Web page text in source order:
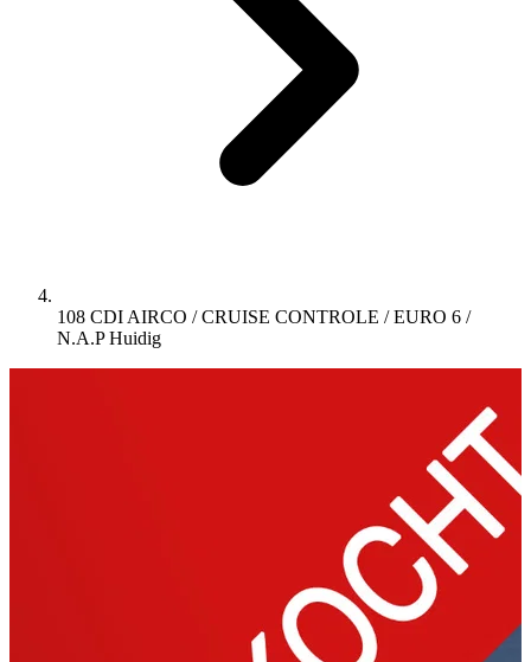
108 CDI AIRCO / CRUISE CONTROLE / EURO 6 /
N.A.P Huidig